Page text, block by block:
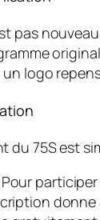
pas
logo
du 75S est
Pour
donne